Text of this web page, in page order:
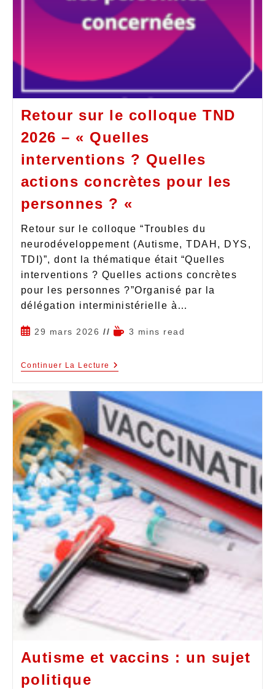
Retour sur le colloque TND
2026 – « Quelles
interventions ? Quelles
actions concrètes pour les
personnes ? «
Retour sur le colloque “Troubles du
neurodéveloppement (Autisme, TDAH, DYS,
TDI)”, dont la thématique était “Quelles
interventions ? Quelles actions concrètes
pour les personnes ?”Organisé par la
délégation interministérielle à…
29 mars 2026 3 mins read
Continuer La Lecture
Autisme et vaccins : un sujet
politique